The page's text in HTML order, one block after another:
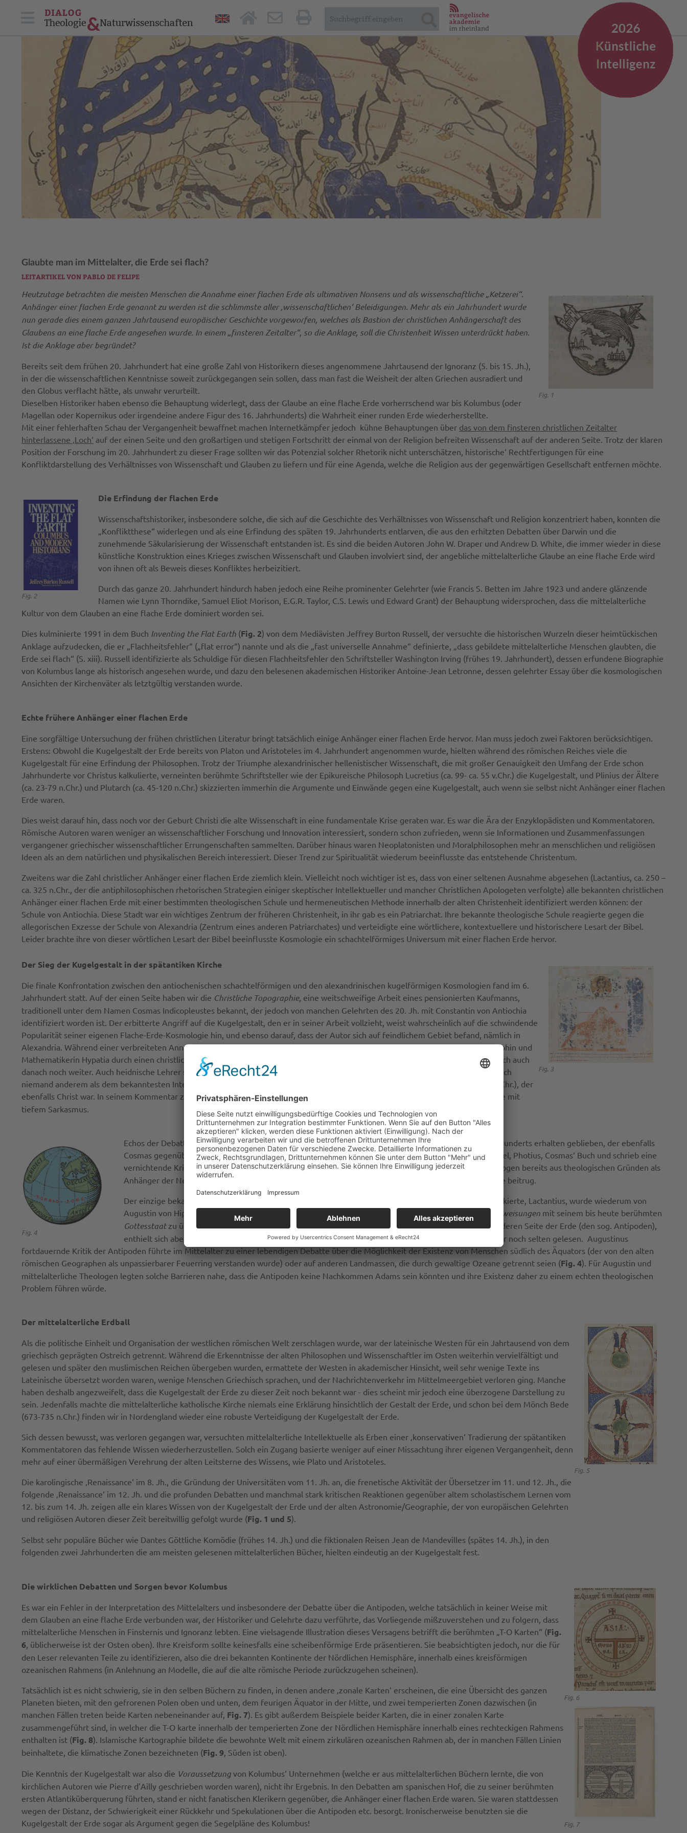
Glaubte man im Mittelalter, die Erde sei flach?
LEITARTIKEL VON PABLO DE FELIPE
Fig. 1
Heutzutage betrachten die meisten Menschen die Annahme einer flachen Erde als ultimativen Nonsens und als wissenschaftliche „Ketzerei“.
Anhänger einer flachen Erde genannt zu werden ist die schlimmste aller ‚wissenschaftlichen‘ Beleidigungen. Mehr als ein Jahrhundert wurde
nun gerade dies einem ganzen Jahrtausend europäischer Geschichte vorgeworfen, welches als Bastion der christlichen Anhängerschaft des
Glaubens an eine flache Erde angesehen wurde. In einem „finsteren Zeitalter“, so die Anklage, soll die Christenheit Wissen unterdrückt haben.
Ist die Anklage aber begründet?
Bereits seit dem frühen 20. Jahrhundert hat eine große Zahl von Historikern dieses angenommene Jahrtausend der Ignoranz (5. bis 15. Jh.),
in der die wissenschaftlichen Kenntnisse soweit zurückgegangen sein sollen, dass man fast die Weisheit der alten Griechen ausradiert und
den Globus verflacht hätte, als unwahr verurteilt.
Dieselben Historiker haben ebenso die Behauptung widerlegt, dass der Glaube an eine flache Erde vorherrschend war bis Kolumbus (oder
Magellan oder Kopernikus oder irgendeine andere Figur des 16. Jahrhunderts) die Wahrheit einer runden Erde wiederherstellte.
Mit einer fehlerhaften Schau der Vergangenheit bewaffnet machen Internetkämpfer jedoch kühne Behauptungen über das von dem finsteren christlichen Zeitalter
hinterlassene ‚Loch‘ auf der einen Seite und den großartigen und stetigen Fortschritt der einmal von der Religion befreiten Wissenschaft auf der anderen Seite. Trotz der klaren
Position der Forschung im 20. Jahrhundert zu dieser Frage sollten wir das Potenzial solcher Rhetorik nicht unterschätzen, historische‘ Rechtfertigungen für eine
Konfliktdarstellung des Verhältnisses von Wissenschaft und Glauben zu liefern und für eine Agenda, welche die Religion aus der gegenwärtigen Gesellschaft entfernen möchte.
Fig. 2
Die Erfindung der flachen Erde
Wissenschaftshistoriker, insbesondere solche, die sich auf die Geschichte des Verhältnisses von Wissenschaft und Religion konzentriert haben, konnten die
„Konfliktthese“ widerlegen und als eine Erfindung des späten 19. Jahrhunderts entlarven, die aus den erhitzten Debatten über Darwin und die
zunehmende Säkularisierung der Wissenschaft entstanden ist. Es sind die beiden Autoren John W. Draper und Andrew D. White, die immer wieder in diese
künstliche Konstruktion eines Krieges zwischen Wissenschaft und Glauben involviert sind, der angebliche mittelalterliche Glaube an eine flache Erde wird
von ihnen oft als Beweis dieses Konfliktes herbeizitiert.
Durch das ganze 20. Jahrhundert hindurch haben jedoch eine Reihe prominenter Gelehrter (wie Francis S. Betten im Jahre 1923 und andere glänzende
Namen wie Lynn Thorndike, Samuel Eliot Morison, E.G.R. Taylor, C.S. Lewis und Edward Grant) der Behauptung widersprochen, dass die mittelalterliche
Kultur von dem Glauben an eine flache Erde dominiert worden sei.
Dies kulminierte 1991 in dem Buch Inventing the Flat Earth (Fig. 2) von dem Mediävisten Jeffrey Burton Russell, der versuchte die historischen Wurzeln dieser heimtückischen
Anklage aufzudecken, die er „Flachheitsfehler“ („flat error“) nannte und als die „fast universelle Annahme“ definierte, „dass gebildete mittelalterliche Menschen glaubten, die
Erde sei flach“ (S. xiii). Russell identifizierte als Schuldige für diesen Flachheitsfehler den Schriftsteller Washington Irving (frühes 19. Jahrhundert), dessen erfundene Biographie
von Kolumbus lange als historisch angesehen wurde, und dazu den belesenen akademischen Historiker Antoine-Jean Letronne, dessen gelehrter Essay über die kosmologischen
Ansichten der Kirchenväter als letztgültig verstanden wurde.
Echte frühere Anhänger einer flachen Erde
Eine sorgfältige Untersuchung der frühen christlichen Literatur bringt tatsächlich einige Anhänger einer flachen Erde hervor. Man muss jedoch zwei Faktoren berücksichtigen.
Erstens: Obwohl die Kugelgestalt der Erde bereits von Platon und Aristoteles im 4. Jahrhundert angenommen wurde, hielten während des römischen Reiches viele die
Kugelgestalt für eine Erfindung der Philosophen. Trotz der Triumphe alexandrinischer hellenistischer Wissenschaft, die mit großer Genauigkeit den Umfang der Erde schon
Jahrhunderte vor Christus kalkulierte, verneinten berühmte Schriftsteller wie der Epikureische Philosoph Lucretius (ca. 99- ca. 55 v.Chr.) die Kugelgestalt, und Plinius der Ältere
(ca. 23-79 n.Chr.) und Plutarch (ca. 45-120 n.Chr.) skizzierten immerhin die Argumente und Einwände gegen eine Kugelgestalt, auch wenn sie selbst nicht Anhänger einer flachen
Erde waren.
Dies weist darauf hin, dass noch vor der Geburt Christi die alte Wissenschaft in eine fundamentale Krise geraten war. Es war die Ära der Enzyklopädisten und Kommentatoren.
Römische Autoren waren weniger an wissenschaftlicher Forschung und Innovation interessiert, sondern schon zufrieden, wenn sie Informationen und Zusammenfassungen
vergangener griechischer wissenschaftlicher Errungenschaften sammelten. Darüber hinaus waren Neoplatonisten und Moralphilosophen mehr an menschlichen und religiösen
Ideen als an dem natürlichen und physikalischen Bereich interessiert. Dieser Trend zur Spiritualität wiederum beeinflusste das entstehende Christentum.
Zweitens war die Zahl christlicher Anhänger einer flachen Erde ziemlich klein. Vielleicht noch wichtiger ist es, dass von einer seltenen Ausnahme abgesehen (Lactantius, ca. 250 –
ca. 325 n.Chr., der die antiphilosophischen rhetorischen Strategien einiger skeptischer Intellektueller und mancher Christlichen Apologeten verfolgte) alle bekannten christlichen
Anhänger einer flachen Erde mit einer bestimmten theologischen Schule und hermeneutischen Methode innerhalb der alten Christenheit identifiziert werden können: der
Schule von Antiochia. Diese Stadt war ein wichtiges Zentrum der früheren Christenheit, in ihr gab es ein Patriarchat. Ihre bekannte theologische Schule reagierte gegen die
allegorischen Exzesse der Schule von Alexandria (Zentrum eines anderen Patriarchates) und verteidigte eine wörtlichere, kontextuellere und historischere Lesart der Bibel.
Leider brachte ihre von dieser wörtlichen Lesart der Bibel beeinflusste Kosmologie ein schachtelförmiges Universum mit einer flachen Erde hervor.
Fig. 3
Der Sieg der Kugelgestalt in der spätantiken Kirche
Die finale Konfrontation zwischen den antiochenischen schachtelförmigen und den alexandrinischen kugelförmigen Kosmologien fand im 6.
Jahrhundert statt. Auf der einen Seite haben wir die Christliche Topographie, eine weitschweifige Arbeit eines pensionierten Kaufmanns,
traditionell unter dem Namen Cosmas Indicopleustes bekannt, der jedoch von manchen Gelehrten des 20. Jh. mit Constantin von Antiochia
identifiziert worden ist. Der erbitterte Angriff auf die Kugelgestalt, den er in seiner Arbeit vollzieht, weist wahrscheinlich auf die schwindende
Popularität seiner eigenen Flache-Erde-Kosmologie hin, und ebenso darauf, dass der Autor sich auf feindlichem Gebiet befand, nämlich in
Alexandria. Während einer verbreiteten Annahme zufolge dort die Wissenschaft im Zusammenhang mit der Ermordung der Philosophin und
Mathematikerin Hypatia durch einen christlichen Mob im Jahre 415 ausradiert wurde, blühte die Wissenschaft in Alexandria tatsächlich auch
danach noch weiter. Auch heidnische Lehrer setzten ihre Aktivitäten in dieser Zeit fort. Tatsächlich wurden die Ideen von Cosmas durch
niemand anderem als dem bekanntesten Intellektuellen der Zeit in Alexandria in Frage gestellt: John Philoponus (ca. 470- ca. 570 n.Chr.), der
ebenfalls Christ war. In seinem Kommentar zu Genesis 1 (De Opificio Mundi) erwiderte Philoponus den Anhängern einer flachen Erde mit
tiefem Sarkasmus.
Fig. 4
Echos der Debatte sind uns in einem Buch des armenischen Wissenschaftlers Shirakatsi aus dem 7. Jahrhunderts erhalten geblieben, der ebenfalls
Cosmas gegenüber kritisch eingestellt war. Zwei Jahrhunderte später las der Patriarch von Konstantinopel, Photius, Cosmas‘ Buch und schrieb eine
vernichtende Kritik darüber in seinerBibliotheca. Zu diesem Zeitpunkt waren die Antiochenischen Theologen bereits aus theologischen Gründen als
Anhänger der Nestorianischen Häresie verurteilt wurden, was auch zu dem Niedergang ihrer Kosmologie beitrug.
Der einzige bekannte westliche, also lateinische Autor, der den Glauben an eine kugelförmige Erde attackierte, Lactantius, wurde wiederum von
Augustin von Hippo gelesen. Augustinus versuchte Lactantius’ apologetisches Buch der
Göttlichen Unterweisungen mit seinem bis heute berühmten
Gottesstaatzu überwinden. Augustin blieb kritisch gegenüber der Vorstellung von Menschen auf der anderen Seite der Erde (den sog. Antipoden),
enthielt sich aber jeglicher Kritik an der Kugelgestalt der Erde. Lactantius wurde in der folgenden Zeit nur noch selten gelesen. Augustinus
fortdauernde Kritik der Antipoden führte im Mittelalter zu einer lebendigen Debatte über die Möglichkeit der Existenz von Menschen südlich des Äquators (der von den alten
römischen Geographen als unpassierbarer Feuerring verstanden wurde) oder auf anderen Landmassen, die durch gewaltige Ozeane getrennt seien (Fig. 4). Für Augustin und
mittelalterliche Theologen legten solche Barrieren nahe, dass die Antipoden keine Nachkommen Adams sein könnten und ihre Existenz daher zu einem echten theologischen
Problem führen würde.
Fig. 5
Der mittelalterliche Erdball
Als die politische Einheit und Organisation der westlichen römischen Welt zerschlagen wurde, war der lateinische Westen für ein Jahrtausend von dem
griechisch geprägten Ostreich getrennt. Während die Erkenntnisse der alten Philosophen und Wissenschaftler im Osten weiterhin vervielfältigt und
gelesen und später den muslimischen Reichen übergeben wurden, ermattete der Westen in akademischer Hinsicht, weil sehr wenige Texte ins
Lateinische übersetzt worden waren, wenige Menschen Griechisch sprachen, und der Nachrichtenverkehr im Mittelmeergebiet verloren ging. Manche
haben deshalb angezweifelt, dass die Kugelgestalt der Erde zu dieser Zeit noch bekannt war - dies scheint mir jedoch eine überzogene Darstellung zu
sein. Jedenfalls machte die mittelalterliche katholische Kirche niemals eine Erklärung hinsichtlich der Gestalt der Erde, und schon bei dem Mönch Bede
(673-735 n.Chr.) finden wir in Nordengland wieder eine robuste Verteidigung der Kugelgestalt der Erde.
Sich dessen bewusst, was verloren gegangen war, versuchten mittelalterliche Intellektuelle als Erben einer ‚konservativen‘ Tradierung der spätantiken
Kommentatoren das fehlende Wissen wiederherzustellen. Solch ein Zugang basierte weniger auf einer Missachtung ihrer eigenen Vergangenheit, denn
mehr auf einer übermäßigen Verehrung der alten Leitsterne des Wissens, wie Plato und Aristoteles.
Die karolingische ‚Renaissance‘ im 8. Jh., die Gründung der Universitäten vom 11. Jh. an, die frenetische Aktivität der Übersetzer im 11. und 12. Jh., die
folgende ‚Renaissance‘ im 12. Jh. und die profunden Debatten und manchmal stark kritischen Reaktionen gegenüber altem scholastischem Lernen vom
12. bis zum 14. Jh. zeigen alle ein klares Wissen von der Kugelgestalt der Erde und der alten Astronomie/Geographie, der von europäischen Gelehrten
und religiösen Autoren dieser Zeit bereitwillig gefolgt wurde (Fig. 1 und 5).
Selbst sehr populäre Bücher wie Dantes Göttliche Komödie (frühes 14. Jh.) und die fiktionalen Reisen Jean de Mandevilles (spätes 14. Jh.), in den
folgenden zwei Jahrhunderten die am meisten gelesenen mittelalterlichen Bücher, hielten eindeutig an der Kugelgestalt fest.
Fig. 6
Fig. 7
Die wirklichen Debatten und Sorgen bevor Kolumbus
Es war ein Fehler in der Interpretation des Mittelalters und insbesondere der Debatte über die Antipoden, welche tatsächlich in keiner Weise mit
dem Glauben an eine flache Erde verbunden war, der Historiker und Gelehrte dazu verführte, das Vorliegende mißzuverstehen und zu folgern, dass
mittelalterliche Menschen in Finsternis und Ignoranz lebten. Eine vielsagende Illustration dieses Versagens betrifft die berühmten „T-O Karten“ (Fig.
6 , üblicherweise ist der Osten oben). Ihre Kreisform sollte keinesfalls eine scheibenförmige Erde präsentieren. Sie beabsichtigten jedoch, nur die für
den Leser relevanten Teile zu identifizieren, also die drei bekannten Kontinente der Nördlichen Hemisphäre, innerhalb eines kreisförmigen
ozeanischen Rahmens (in Anlehnung an Modelle, die auf die alte römische Periode zurückzugehen scheinen).
Tatsächlich ist es nicht schwierig, sie in den selben Büchern zu finden, in denen andere ‚zonale Karten‘ erscheinen, die eine Übersicht des ganzen
Planeten bieten, mit den gefrorenen Polen oben und unten, dem feurigen Äquator in der Mitte, und zwei temperierten Zonen dazwischen (in
manchen Fällen treten beide Karten nebeneinander auf, Fig. 7). Es gibt außerdem Beispiele beider Karten, die in einer zonalen Karte
zusammengeführt sind, in welcher die T-O karte innerhalb der temperierten Zone der Nördlichen Hemisphäre innerhalb eines rechteckigen Rahmens
enthalten ist (Fig. 8). Islamische Kartographie bildete die bewohnte Welt mit einem zirkulären ozeanischen Rahmen ab, der in manchen Fällen Linien
beinhaltete, die klimatische Zonen bezeichneten (Fig. 9 , Süden ist oben).
Die Kenntnis der Kugelgestalt war also die Voraussetzung von Kolumbus‘ Unternehmen (welche er aus mittelalterlichen Büchern lernte, die von
kirchlichen Autoren wie Pierre d’Ailly geschrieben worden waren), nicht ihr Ergebnis. In den Debatten am spanischen Hof, die zu seiner berühmten
ersten Atlantiküberquerung führten, stand er nicht fanatischen Klerikern gegenüber, die Anhänger einer flachen Erde waren. Sie waren stattdessen
wegen der Distanz, der Schwierigkeit einer Rückkehr und Spekulationen über die Antipoden etc. besorgt. Ironischerweise benutzten sie die
Kugelgestalt der Erde sogar als Argument gegen die Segelpläne des Kolumbus!